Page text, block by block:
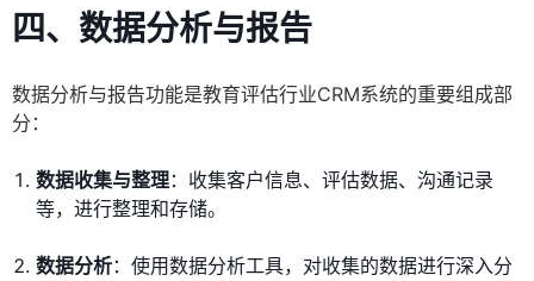
四、数据分析与报告
数据分析与报告功能是教育评估行业CRM系统的重要组成部
分：
数据收集与整理：收集客户信息、评估数据、沟通记录
等，进行整理和存储。
数据分析：使用数据分析工具，对收集的数据进行深入分